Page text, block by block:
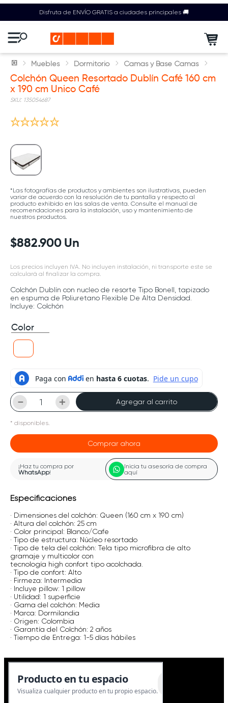
Disfruta de ENVÍO GRATIS a ciudades principales 🚚
Muebles Dormitorio Camas y Base Camas
Colchón Queen Resortado Dublín Café 160 cm
x 190 cm Unico Café
: 135054687
*Las fotografías de productos y ambientes son ilustrativas, pueden
variar de acuerdo con la resolución de tu pantalla y respecto al
producto exhibido en las salas de venta. Consulte el manual de
recomendaciones para la instalación, uso y mantenimiento de
nuestros productos.
$882.900 Un
Los precios incluyen IVA. No incluyen instalación, ni transporte este se
calculará al finalizar la compra.
Colchón Dublín con nucleo de resorte Tipo Bonell, tapizado
en espuma de Poliuretano Flexible De Alta Densidad.
Incluye: Colchón
Color
＋
－ Agregar al carrito
* disponibles.
Comprar ahora
¡Haz tu compra por
WhatsApp!
Inicia tu asesoría de compra
aquí
Especificaciones
· Dimensiones del colchón: Queen (160 cm x 190 cm)
· Altura del colchón: 25 cm
· Color principal: Blanco/Cafe
· Tipo de estructura: Núcleo resortado
· Tipo de tela del colchón: Tela tipo microfibra de alto
gramaje y multicolor con
tecnología high confort tipo acolchada.
· Tipo de confort: Alto
· Firmeza: Intermedia
· Incluye pillow: 1 pillow
· Utilidad: 1 superficie
· Gama del colchón: Media
· Marca: Dormilandia
· Origen: Colombia
· Garantía del Colchón: 2 años
· Tiempo de Entrega: 1-5 días hábiles